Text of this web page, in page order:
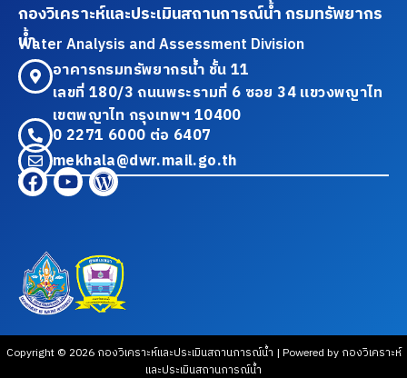
กองวิเคราะห์และประเมินสถานการณ์น้ำ กรมทรัพยากร
น้ำ
Water Analysis and Assessment Division
อาคารกรมทรัพยากรน้ำ ชั้น 11
เลขที่ 180/3 ถนนพระรามที่ 6 ซอย 34 แขวงพญาไท
เขตพญาไท กรุงเทพฯ 10400
0 2271 6000 ต่อ 6407
mekhala@dwr.mail.go.th
Copyright © 2026 กองวิเคราะห์และประเมินสถานการณ์น้ำ | Powered by กองวิเคราะห์
และประเมินสถานการณ์น้ำ